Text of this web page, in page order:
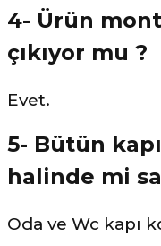
4- Ürün
çıkıyor mu ?
Evet.
5- Bütün
halinde mi
Oda ve Wc kapı